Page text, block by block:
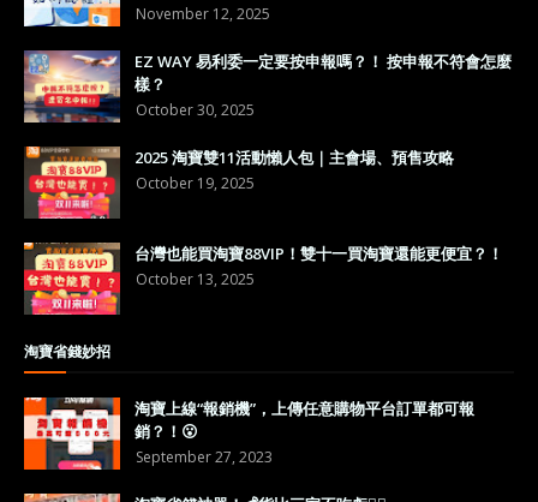
November 12, 2025
EZ WAY 易利委一定要按申報嗎？！ 按申報不符會怎麼
樣？
October 30, 2025
2025 淘寶雙11活動懶人包｜主會場、預售攻略
October 19, 2025
台灣也能買淘寶88VIP！雙十一買淘寶還能更便宜？！
October 13, 2025
淘寶省錢妙招
淘寶上線“報銷機”，上傳任意購物平台訂單都可報
銷？！😮
September 27, 2023